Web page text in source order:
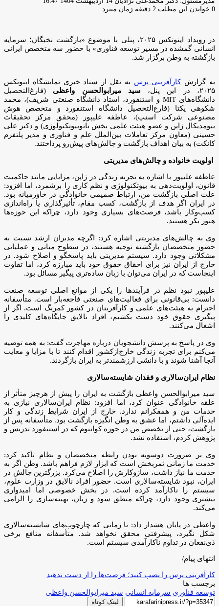
ایمیل
0 خواندن این مطلب 2 دقیقه زمان میبرد
در رویداد اینوتکس ۲۰۲۵، پنلی با موضوع «بازگشت نخبگان؛ سرمایه
انسانی گمشده در مسیر توسعه فناوری» با حضور سه متخصص ایرانی
بازگشته به وطن برگزار شد.
به گزارشکارآفرینی پرس به نقل از ستاد خبری نمایشگاه اینوتکس
۲۰۲۵، در این پنل،
سید میرابوالحسن واعظی (فارغ‌التحصیل
دانشگاه‌های MIT و استنفورد، استاد دانشگاه صنعتی شریف)، محمد
شکوهی یکتا (فارغ‌التحصیل دانشگاه استنفورد و متخصص هوش
مصنوعی شرکت اسنپ)، عاطفه علیپور (محقق مرکز تحقیقات
بیومدیکال ژاپن و عضو هیئت علمی بخش نانوبیوتکنولوژی) و دکتر علی
حسینی (معاون مرکز تعاملات بین‌الملل علم و فناوری و مدیر پلتفرم
کانکت) به بیان اهداف بازگشت و چالش‌های پیش‌رو پرداختند.
اولویت خانواده و چالش‌های مدیریتی
عاطفه علیپور با اشاره به تجربه زندگی در ژاپن، مزایایی مانند حاکمیت
قانون، اولویت‌دهی به بیوتکنولوژی و نظم کاری را برشمرد، اما افزود:
علت اصلی بازگشت من، ارتباط صمیمی خانوادگی در خاورمیانه بود.
در ایران اگر هدف از بازگشت، کسب مقام، تأثیرگذاری یا راه‌اندازی
کسب‌وکار باشد، فرصت‌های بسیاری وجود دارد، چراکه این حوزه‌ها
هنوز بکر هستند.
وی به چالش‌های مدیریتی اشاره کرد: اگرچه مدیران ارشد نسبت به
حضور متخصصان بازگشته توجیه هستند، در سطوح میانی و عملیاتی
مشکلاتی وجود دارد. سیستم مدیریتی باید پاسخگو و اصلاح شود. در
خارج از ایران نیز برای احقاق حقوق خود باید مبارزه کرد، اما تفاوت
اینجاست که در ایران می‌توان با زبان ساده‌تری پیگیر مسائل بود.
علیپور نبود نظم در فرآیندها را یکی از موانع اصلی توسعه صنعت
دانست: بی‌قانونی برای فعالیت‌های صنعتی فاجعه‌بار است. متأسفانه
احترام به هیئت‌های علمی و کارآفرینان در کشور کمرنگ است. اگر از
پیگیری حقوق خود دست بکشیم، افراد نالایق جایگاه‌های کلیدی را
اشغال می‌کنند.
وی در پاسخ به پرسش دانشجویان درباره مهاجرت گفت: به همه توصیه
می‌کنم برای تجربه زندگی خارج‌ازکشور اقدام کنند تا با مزایا و معایب
آنجا آشنا شوند و با دانشی ارزشمندتر به ایران بازگردند.
نظام ایران‌سالاری و فقدان شایسته‌سالاری
سید میرابوالحسن واعظی بازگشت به ایران را پیش از هرچیز متأثر از
علقه خانوادگی عنوان کرد، اما افزود: نظام ایران‌سالاری نیازی به
خدمات من و همفکرانم ندارد. خارج از ایران شرایط زندگی و کار
ایده‌آلی داشتم، اما عشق به وطن انگیزه بازگشت بود. متأسفانه پس از
بازگشت، حتی از تخصص من در حوزه کوانتوم که در استنفورد تدریس و
پژوهش کردم، استفاده نشد.
وی بر ضرورت دوسویه بودن رابطه متخصصان و نظام تأکید کرد:
خدمت ما زمانی ثمربخش است که ابزار لازم فراهم باشد. وطن اگر به
خدمت ما نیاز داشت، سازوکارش را اصلاح می‌کرد. بزرگترین چالش در
ایران، نبود شایسته‌سالاری است. حضور افراد نالایق در وزارت علوم،
سیستم را ناکارآمد کرده است. در بخش خصوصی اما امیدواری
بیشتری وجود دارد، چراکه منطق سود و زیان، بهینه‌سازی را الزامی
می‌کند.
واعظی در پایان هشدار داد: تا زمانی که چارچوب‌های شایسته‌سالاری
شکل نگیرد، پیشرفتی محقق نخواهد شد. متأسفانه منافع برخی
ذی‌نفعان در تداوم ناکارآمدی سیستم است.
انتهای پیام/
کارآفرینی پرس را نصب کنید؛ فرصت‌ها را از دست ندهید
برچسب ها
توسعه فناوری سرمایه انسانی سید میرابوالحسن واعظی
لینک کوتاه